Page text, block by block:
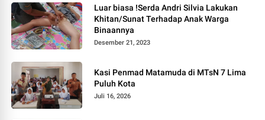
Luar biasa !Serda Andri Silvia Lakukan
Khitan/Sunat Terhadap Anak Warga
Binaannya
Desember 21, 2023
Kasi Penmad Matamuda di MTsN 7 Lima
Puluh Kota
Juli 16, 2026